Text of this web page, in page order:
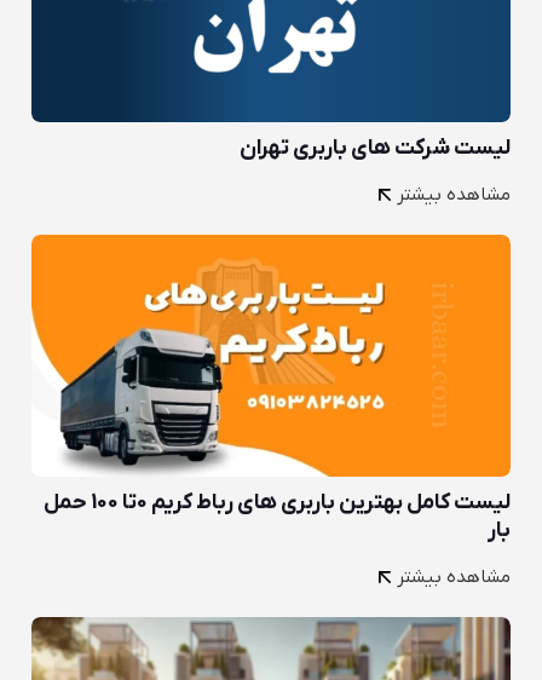
لیست شرکت های باربری تهران
مشاهده بیشتر
لیست کامل بهترین باربری های رباط کریم 0تا 100 حمل
بار
مشاهده بیشتر